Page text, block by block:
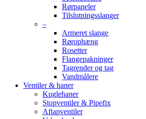
Rørpaneler
Tilslutningsslanger
–
Armeret slange
Rørophæng
Rosetter
Flangepakninger
Tagrender og tag
Vandmålere
Ventiler & haner
Kuglehaner
Stopventiler & Pipefix
Aftapventiler